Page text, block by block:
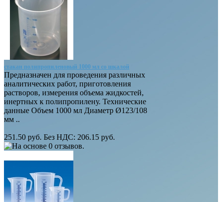
стакан полипропиленовый 1000 мл со шкалой
Предназначен для проведения различных
аналитических работ, приготовления
растворов, измерения объема жидкостей,
инертных к полипропилену. Технические
данные Объем 1000 мл Диаметр Ø123/108
мм ..
251.50 руб. Без НДС: 206.15 руб.